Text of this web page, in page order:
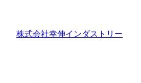
株式会社幸伸インダストリー